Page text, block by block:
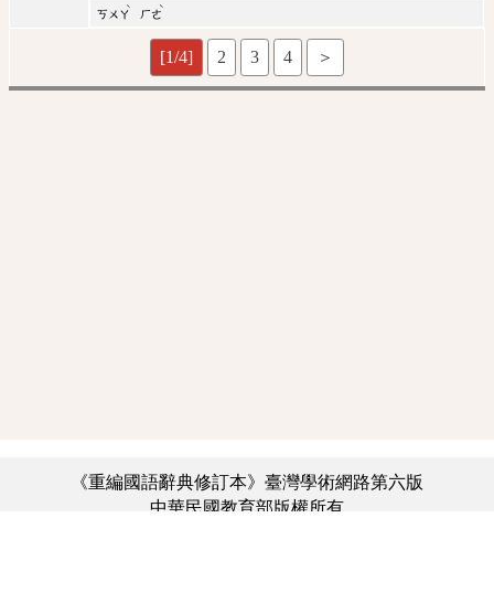
ㄎㄨㄚ
ˋ
ㄏㄜ
ˋ
[1/4] 2 3 4 ＞
《重編國語辭典修訂本》臺灣學術網路第六版
中華民國教育部版權所有